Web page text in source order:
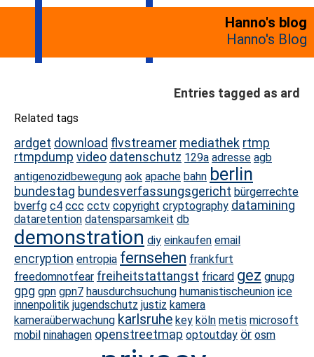
Hanno's blog
Hanno's Blog
Entries tagged as ard
Related tags
ardget download flvstreamer mediathek rtmp
rtmpdump video datenschutz 129a adresse agb
antigenozidbewegung aok apache bahn berlin
bundestag bundesverfassungsgericht bürgerrechte
bverfg c4 ccc cctv copyright cryptography datamining
dataretention datensparsamkeit db
demonstration diy einkaufen email
encryption entropia fernsehen frankfurt
freedomnotfear freiheitstattangst fricard gez gnupg
gpg gpn gpn7 hausdurchsuchung humanistischeunion ice
innenpolitik jugendschutz justiz kamera
kameraüberwachung karlsruhe key köln metis microsoft
mobil ninahagen openstreetmap optoutday ör osm